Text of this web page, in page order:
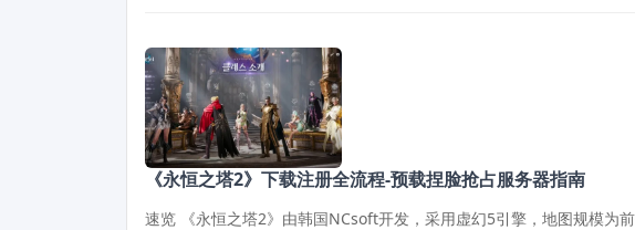
《永恒之塔2》下载注册全流程-预载捏脸抢占服务器指南
速览 《永恒之塔2》由韩国NCsoft开发，采用虚幻5引擎，地图规模为